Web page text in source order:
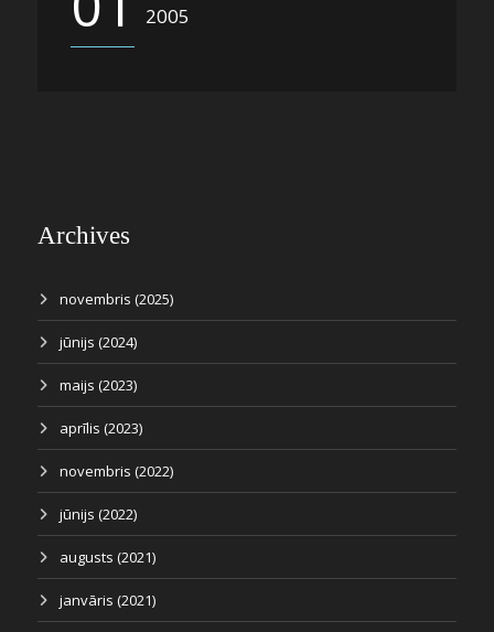
2005
Archives
novembris (2025)
jūnijs (2024)
maijs (2023)
aprīlis (2023)
novembris (2022)
jūnijs (2022)
augusts (2021)
janvāris (2021)